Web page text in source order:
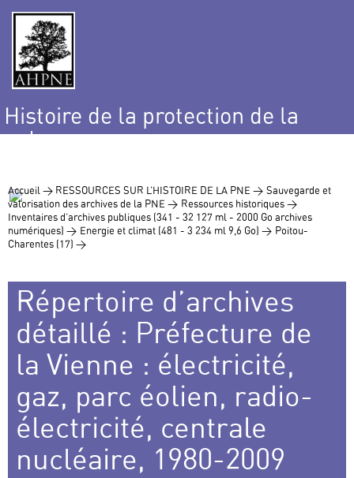
Histoire de la protection de la
nature
Accueil > RESSOURCES SUR L’HISTOIRE DE LA PNE > Sauvegarde et
valorisation des archives de la PNE > Ressources historiques >
Inventaires d’archives publiques (341 - 32 127 ml - 2000 Go archives
numériques) > Energie et climat (481 - 3 234 ml 9,6 Go) > Poitou-
Charentes (17) >
Répertoire d’archives
détaillé : Préfecture de
la Vienne : électricité,
gaz, parc éolien, radio-
électricité, centrale
nucléaire, 1980-2009